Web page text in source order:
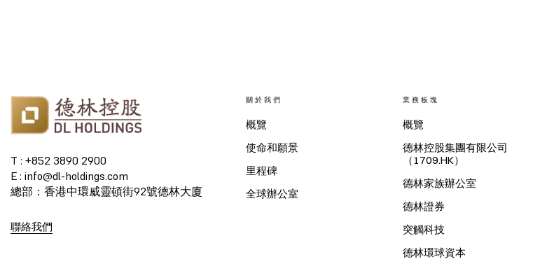
T : +852 3890 2900
E : info@dl-holdings.com
總部：香港中環威靈頓街92號德林大廈
聯絡我們
關於我們
概覽
使命和願景
里程碑
全球辦公室
業務板塊
概覽
德林控股集團有限公司
（1709.HK）
德林家族辦公室
德林證券
突觸科技
德林環球資本